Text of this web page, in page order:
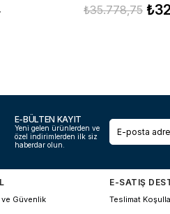
₺35.778,75
E-BÜLTEN KAYIT
Yeni gelen ürünlerden ve
özel indirimlerden ilk siz
haberdar olun.
Güvenlik
E-SATIŞ
Teslimat